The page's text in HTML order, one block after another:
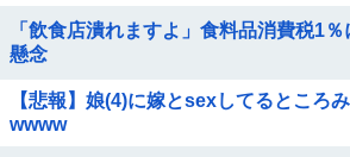
「飲食店潰れますよ」食料品消費税1
懸念
【悲報】娘(4)に嫁とsexしてるところ
wwww